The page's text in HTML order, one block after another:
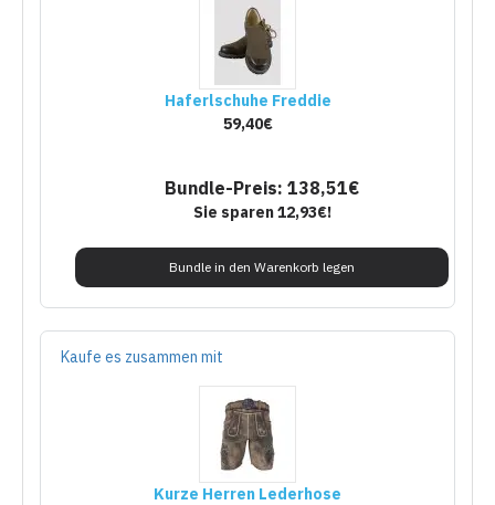
Haferlschuhe Freddie
59,40€
Bundle-Preis: 138,51€
Sie sparen 12,93€!
Bundle in den Warenkorb legen
Kaufe es zusammen mit
Kurze Herren Lederhose